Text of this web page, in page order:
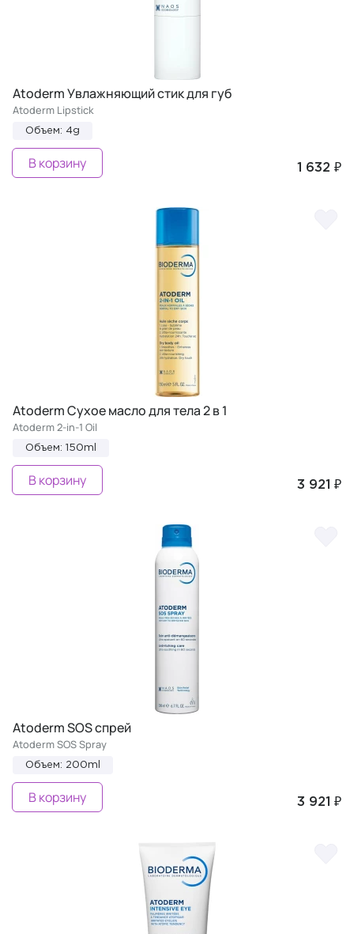
Atoderm Увлажняющий стик для губ
Atoderm Lipstick
Объем: 4g
1 632 ₽
В корзину
Atoderm Сухое масло для тела 2 в 1
Atoderm 2-in-1 Oil
Объем: 150ml
3 921 ₽
В корзину
Atoderm SOS спрей
Atoderm SOS Spray
Объем: 200ml
3 921 ₽
В корзину